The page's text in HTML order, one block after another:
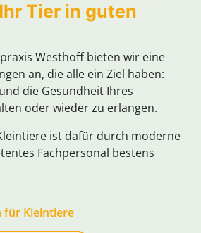
Tier in guten
Westhoff bieten wir eine
an, die alle ein Ziel haben:
die Gesundheit Ihres
oder wieder zu erlangen.
ist dafür durch moderne
Fachpersonal bestens
für Kleintiere